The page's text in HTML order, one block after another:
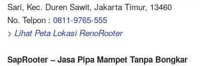
Sari, Kec. Duren Sawit, Jakarta Timur, 13460
No. Telpon : 0811-9765-555
> Lihat Peta Lokasi RenoRooter
SapRooter – Jasa Pipa Mampet Tanpa Bongkar